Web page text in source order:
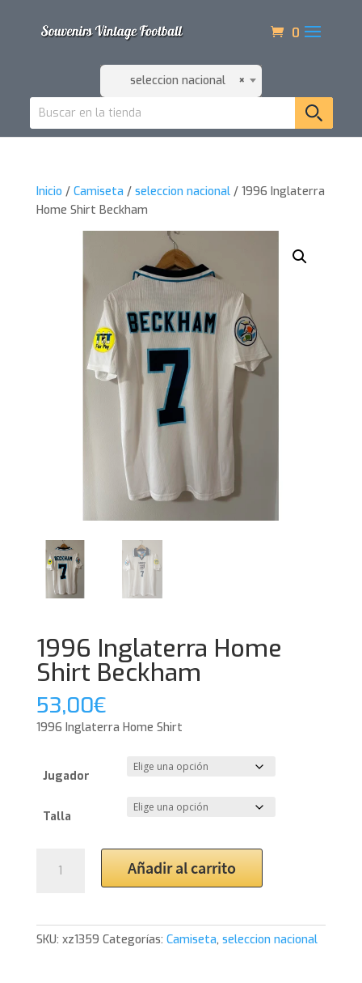
0
×
seleccion nacional
Inicio / Camiseta / seleccion nacional/ 1996 Inglaterra
Home Shirt Beckham
1996 Inglaterra Home
Shirt Beckham
53,00€
1996 Inglaterra Home Shirt
Jugador
Talla
Inglaterra
Beckham
Añadir al carrito
SKU: xz1359 Categorías: Camiseta, seleccion nacional